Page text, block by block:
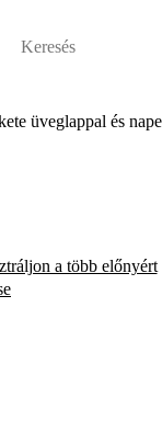
üveglappal és
a több előnyért